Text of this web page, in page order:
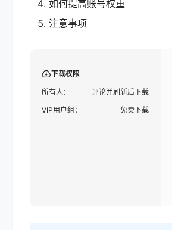
如何提高账号权重
注意事项
下载权限
所有人：
评论并刷新后下载
VIP用户组：
免费下载